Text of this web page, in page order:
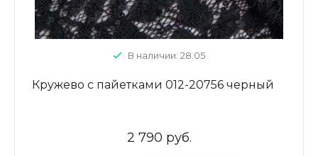
В наличии: 28.05
Кружево с пайетками 012-20756 черный
2 790 руб.